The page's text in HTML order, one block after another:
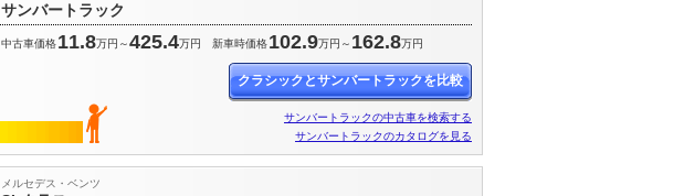
サンバートラック
中古車価格11.8万円～425.4万円 新車時価格102.9万円～ 162.8万円
クラシックとサンバートラックを比較
サンバートラックの中古車を検索する
サンバートラックのカタログを見る
メルセデス・ベンツ